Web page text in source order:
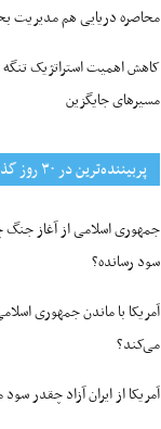
محاصره دریایی هم مدیریت
کاهش اهمیت استراتژیک
مسیرهای جایگزین
پربیننده‌ترین‌ در ۳۰ روز گذشته
جمهوری اسلامی از آغاز جنگ
سود رسانده؟
آمریکا با ماندن جمهوری
می‌کند؟
آمریکا از ایران آزاد چقدر